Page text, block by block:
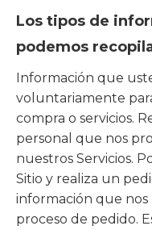
Los tipos de
podemos
Información que
voluntariamente
compra o servicios.
personal que nos
nuestros Servicios.
Sitio y realiza un
información que
proceso de pedido.